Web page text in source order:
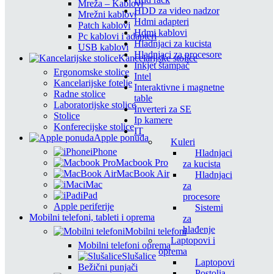
HDD za video nadzor
Hdmi adapteri
Hdmi kablovi
Hladnjaci za kucista
Hladnjaci za procesore
Inkjet štampač
Intel
Interaktivne i magnetne
table
Inverteri za SE
Ip kamere
IT
Kuleri
Hladnjaci
za kucista
Hladnjaci
za
procesore
Sistemi
za
hlađenje
Laptopovi i
oprema
Laptopovi
Mreža – Kablovi
Mrežni kablovi
Patch kablovi
Pc kablovi i adapteri
USB kablovi
Kancelarijske stolice
Ergonomske stolice
Kancelarijske fotelje
Radne stolice
Laboratorijske stolice
Stolice
Konferecijske stolice
Apple ponuda
iPhone
Macbook Pro
MacBook Air
iMac
iPad
Apple periferije
Mobilni telefoni, tableti i oprema
Mobilni telefoni
Mobilni telefoni oprema
Slušalice
Bežični punjači